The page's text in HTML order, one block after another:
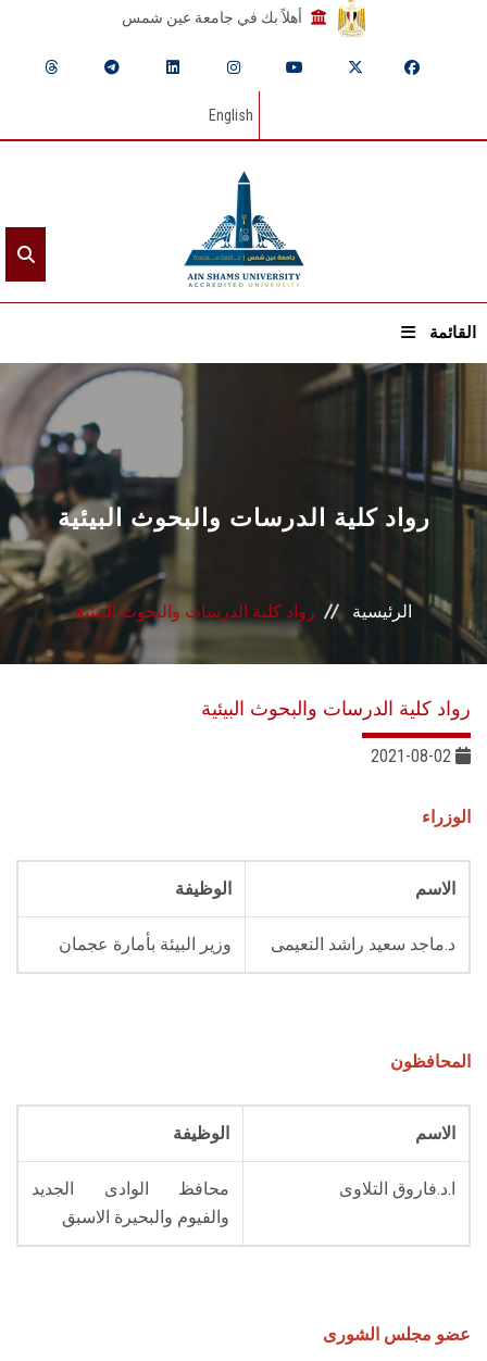
أهلاً بك في جامعة عين شمس
English
القائمة
الرئيسيـة
عن الجامعة
القطاعـات
الشئون الأكاديمية
البحث العلمي
تواصل معنا
الدراسات العليا
الموظفون
رواد كلية الدرسات والبحوث البيئية
الرئيسية رواد كلية الدرسات والبحوث البيئية
رواد كلية الدرسات والبحوث البيئية
الوزراء
الاسم الوظيفة
د.ماجد سعيد راشد النعيمى وزير البيئة بأمارة عجمان
المحافظون
الاسم الوظيفة
ا.د.فاروق التلاوى
محافظ الوادى الجديد
والفيوم والبحيرة الاسبق
عضو مجلس الشورى